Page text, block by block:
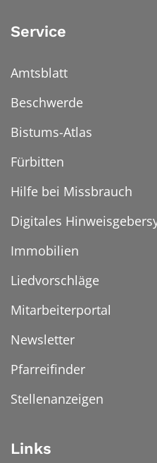
Service
Amtsblatt
Beschwerde
Bistums-Atlas
Fürbitten
Hilfe bei Missbrauch
Digitales
Immobilien
Liedvorschläge
Mitarbeiterportal
Newsletter
Pfarreifinder
Stellenanzeigen
Links